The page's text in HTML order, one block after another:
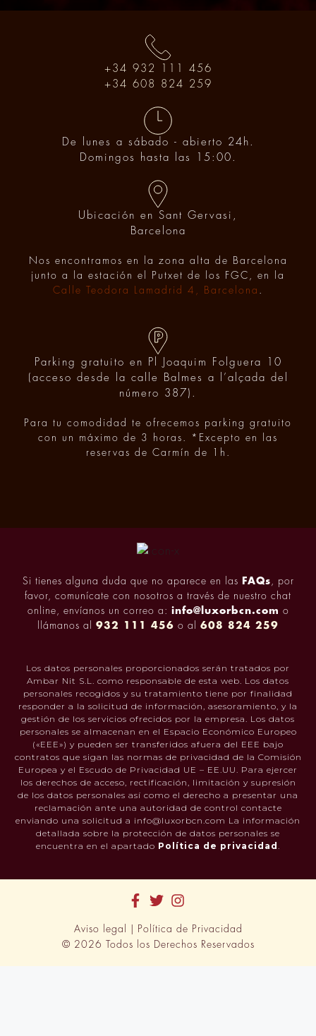
+34 932 111 456
+34 608 824 259
De lunes a sábado - abierto 24h.
Domingos hasta las 15:00.
Ubicación en Sant Gervasi,
Barcelona
Nos encontramos en la zona alta de Barcelona
junto a la estación el Putxet de los FGC, en la
Calle Teodora Lamadrid 4, Barcelona
Parking gratuito en Pl Joaquim Folguera 10
(acceso desde la calle Balmes a l’alçada del
número 387).
Para tu comodidad te ofrecemos parking gratuito
con un máximo de 3 horas. *Excepto en las
reservas de Carmín de 1h.
Si tienes alguna duda que no aparece en las FAQs , por
favor, comunícate con nosotros a través de nuestro chat
online, envíanos un correo a: info@luxorbcn.com o
llámanos al 932 111 456 o al 608 824 259
Los datos personales proporcionados serán tratados por
Ambar Nit S.L. como responsable de esta web. Los datos
personales recogidos y su tratamiento tiene por finalidad
responder a la solicitud de información, asesoramiento, y la
gestión de los servicios ofrecidos por la empresa. Los datos
personales se almacenan en el Espacio Económico Europeo
(«EEE») y pueden ser transferidos afuera del EEE bajo
contratos que sigan las normas de privacidad de la Comisión
Europea y el Escudo de Privacidad UE – EE.UU. Para ejercer
los derechos de acceso, rectificación, limitación y supresión
de los datos personales así como el derecho a presentar una
reclamación ante una autoridad de control contacte
enviando una solicitud a info@luxorbcn.com La información
detallada sobre la protección de datos personales se
encuentra en el apartado Política de privacidad
Aviso legal
Política de Privacidad
© 2026 Todos los Derechos Reservados